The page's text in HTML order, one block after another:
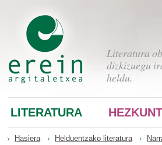
Literatura
dizkizuegu
heldu.
LITERATURA
Hasiera Helduentzako literatura